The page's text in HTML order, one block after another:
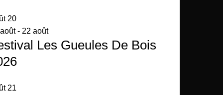
20
- 22 août
Les Gueules De Bois
21